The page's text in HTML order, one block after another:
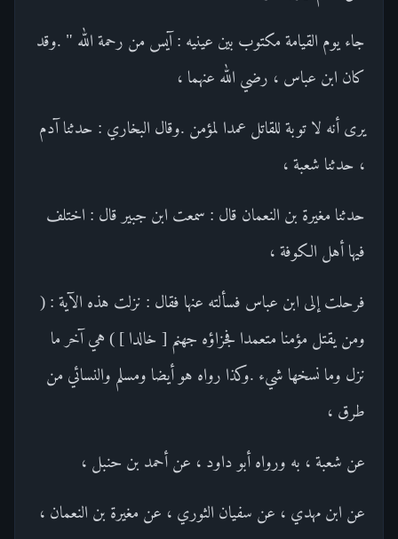
جاء يوم القيامة مكتوب بين عينيه : آيس من رحمة الله " .وقد
كان ابن عباس ، رضي الله عنهما ،
يرى أنه لا توبة للقاتل عمدا لمؤمن .وقال البخاري : حدثنا آدم
، حدثنا شعبة ،
حدثنا مغيرة بن النعمان قال : سمعت ابن جبير قال : اختلف
فيها أهل الكوفة ،
فرحلت إلى ابن عباس فسألته عنها فقال : نزلت هذه الآية : (
ومن يقتل مؤمنا متعمدا فجزاؤه جهنم [ خالدا ] ) هي آخر ما
نزل وما نسخها شيء .وكذا رواه هو أيضا ومسلم والنسائي من
طرق ،
عن شعبة ، به ورواه أبو داود ، عن أحمد بن حنبل ،
عن ابن مهدي ، عن سفيان الثوري ، عن مغيرة بن النعمان ،